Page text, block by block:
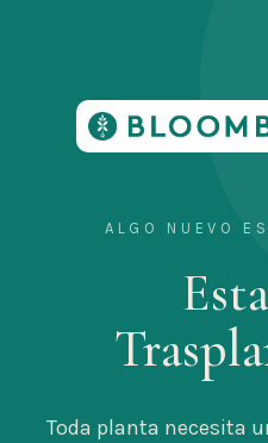
ALGO NUEVO
Toda planta necesita